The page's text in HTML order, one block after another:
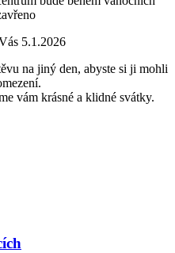
5.1.2026
na jiný den, abyste si ji mohli
vám krásné a klidné svátky.